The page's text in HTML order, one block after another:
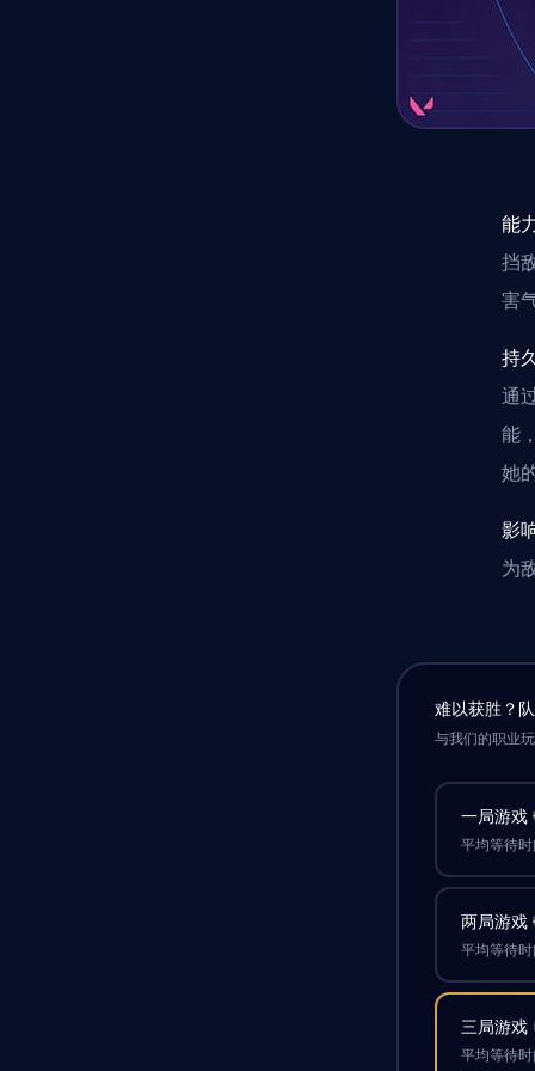
能
挡
害
持
通
能
她
影
为
难以获胜？
与我们的职业
一局游戏
平均等待
两局游戏
平均等待
三局游戏
平均等待